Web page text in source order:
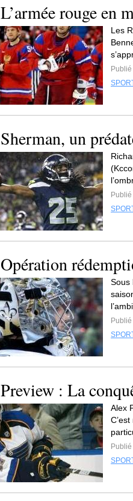
L’armée rouge en
Les
Sherman, un
Opération
Sous
Preview : La
Alex